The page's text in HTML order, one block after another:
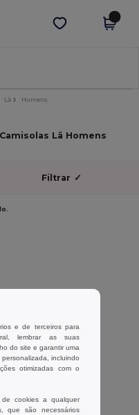
Obter app
Lã Homens
Camisolas Lã Homens
Filtrar ✓
e de terceiros para
lembrar as suas
do site e garantir uma
incluindo
otimizadas com o
cookies a qualquer
que são necessários